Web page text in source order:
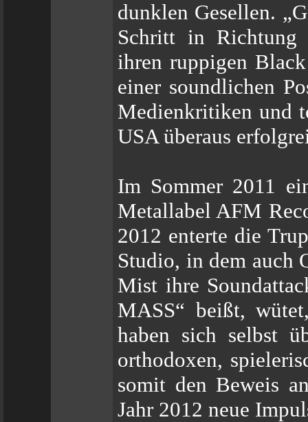
dunklen Gesellen.
Schritt in Richtung
ihren ruppigen
einer soundlichen
Medienkritiken und
USA überaus
Im Sommer 2011
Metallabel AFM
2012 enterte die
Studio, in dem auch
Mist ihre
MASS“ beißt,
haben sich selbst
orthodoxen,
somit den Beweis
Jahr 2012 neue